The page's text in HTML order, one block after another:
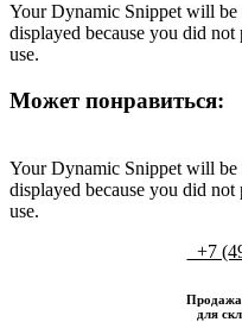
Your Dynamic Snippet will be
displayed because you did
use.
Может понравиться:
Your Dynamic Snippet will be
displayed because you did
use.
+7
Продажа
для